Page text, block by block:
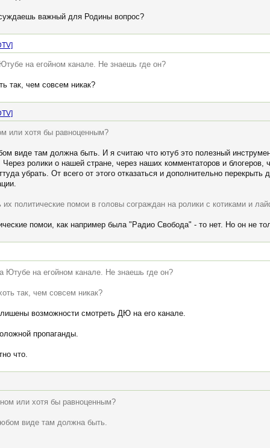
важный для Родины вопрос?
на егойном канале. Не знаешь где он?
так, чем совсем никак?
или хотя бы равноценным?
виде там должна быть. И я считаю что ютуб это полезный
ролики о нашей стране, через наших комментаторов и блогеров,
убрать. От всего от этого отказаться и дополнительно перекрыть
политические помои в головы сограждан на ролики с котиками и
помои, как например была "Радио Свобода" - то нет. Но он не
на егойном канале. Не знаешь где он?
так, чем совсем никак?
возможности смотреть ДЮ на его канале.
пропаганды.
что.
или хотя бы равноценным?
виде там должна быть.